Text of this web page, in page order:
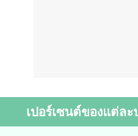
เปอร์เซนต์ของแต่ล